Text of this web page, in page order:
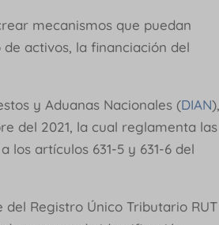
mecanismos que puedan
activos, la financiación del
y Aduanas Nacionales (DIAN),
del 2021, la cual reglamenta las
los artículos 631-5 y 631-6 del
Registro Único Tributario RUT